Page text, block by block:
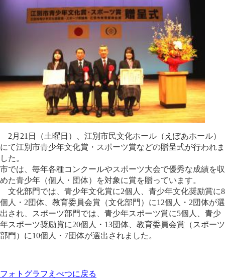
2月21日（土曜日）、江別市民文化ホール（えぽあホール）
にて江別市青少年文化賞・スポーツ賞などの贈呈式が行われま
した。
市では、毎年各種コンクールやスポーツ大会で優秀な成績を収
めた青少年（個人・団体）を対象に賞を贈っています。
文化部門では、青少年文化賞に2個人、青少年文化奨励賞に8
個人・2団体、教育委員会賞（文化部門）に12個人・2団体が選
出され、スポーツ部門では、青少年スポーツ賞に5個人、青少
年スポーツ奨励賞に20個人・13団体、教育委員会賞（スポーツ
部門）に10個人・7団体が選出されました。
フォトグラフえべつに戻る